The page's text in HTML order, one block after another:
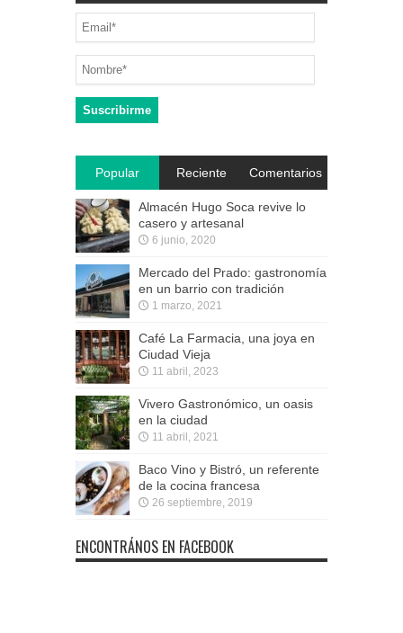
Popular Reciente Comentarios
Almacén Hugo Soca revive lo
casero y artesanal
6 junio, 2020
Mercado del Prado: gastronomía
en un barrio con tradición
1 marzo, 2021
Café La Farmacia, una joya en
Ciudad Vieja
11 abril, 2023
Vivero Gastronómico, un oasis
en la ciudad
11 abril, 2021
Baco Vino y Bistró, un referente
de la cocina francesa
26 septiembre, 2019
ENCONTRÁNOS EN FACEBOOK